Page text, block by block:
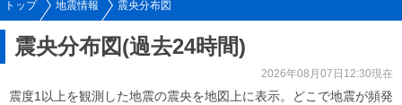
トップ 地震情報 震央分布図
震央分布図(過去24時間)
2026年08月07日12:30現在
震度1以上を観測した地震の震央を地図上に表示。どこで地震が頻発